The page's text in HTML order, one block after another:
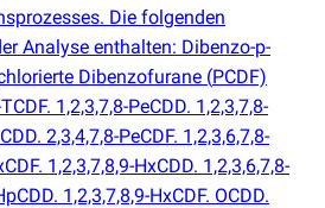
Die folgenden
Analyse enthalten: Dibenzo-p-
Dibenzofurane (PCDF)
1,2,3,7,8-PeCDD. 1,2,3,7,8-
2,3,4,7,8-PeCDF. 1,2,3,6,7,8-
1,2,3,7,8,9-HxCDD. 1,2,3,6,7,8-
1,2,3,7,8,9-HxCDF. OCDD.